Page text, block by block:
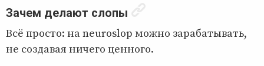
Зачем делают слопы
Всё просто: на neuroslop можно зарабатывать,
не создавая ничего ценного.